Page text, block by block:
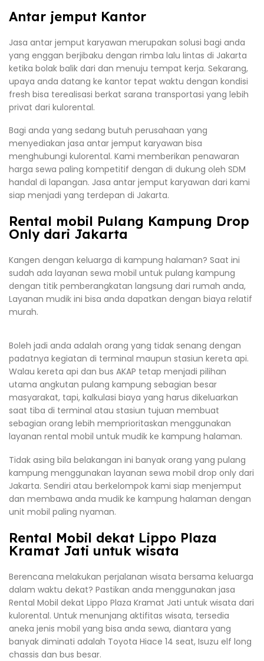
Antar jemput Kantor
Jasa antar jemput karyawan merupakan solusi bagi anda
yang enggan berjibaku dengan rimba lalu lintas di Jakarta
ketika bolak balik dari dan menuju tempat kerja. Sekarang,
upaya anda datang ke kantor tepat waktu dengan kondisi
fresh bisa terealisasi berkat sarana transportasi yang lebih
privat dari kulorental.
Bagi anda yang sedang butuh perusahaan yang
menyediakan jasa antar jemput karyawan bisa
menghubungi kulorental. Kami memberikan penawaran
harga sewa paling kompetitif dengan di dukung oleh SDM
handal di lapangan. Jasa antar jemput karyawan dari kami
siap menjadi yang terdepan di Jakarta.
Rental mobil Pulang Kampung Drop
Only dari Jakarta
Kangen dengan keluarga di kampung halaman? Saat ini
sudah ada layanan sewa mobil untuk pulang kampung
dengan titik pemberangkatan langsung dari rumah anda,
Layanan mudik ini bisa anda dapatkan dengan biaya relatif
murah.
Boleh jadi anda adalah orang yang tidak senang dengan
padatnya kegiatan di terminal maupun stasiun kereta api.
Walau kereta api dan bus AKAP tetap menjadi pilihan
utama angkutan pulang kampung sebagian besar
masyarakat, tapi, kalkulasi biaya yang harus dikeluarkan
saat tiba di terminal atau stasiun tujuan membuat
sebagian orang lebih memprioritaskan menggunakan
layanan rental mobil untuk mudik ke kampung halaman.
Tidak asing bila belakangan ini banyak orang yang pulang
kampung menggunakan layanan sewa mobil drop only dari
Jakarta. Sendiri atau berkelompok kami siap menjemput
dan membawa anda mudik ke kampung halaman dengan
unit mobil paling nyaman.
Rental Mobil dekat Lippo Plaza
Kramat Jati untuk wisata
Berencana melakukan perjalanan wisata bersama keluarga
dalam waktu dekat? Pastikan anda menggunakan jasa
Rental Mobil dekat Lippo Plaza Kramat Jati untuk wisata dari
kulorental. Untuk menunjang aktifitas wisata, tersedia
aneka jenis mobil yang bisa anda sewa, diantara yang
banyak diminati adalah Toyota Hiace 14 seat, Isuzu elf long
chassis dan bus besar.